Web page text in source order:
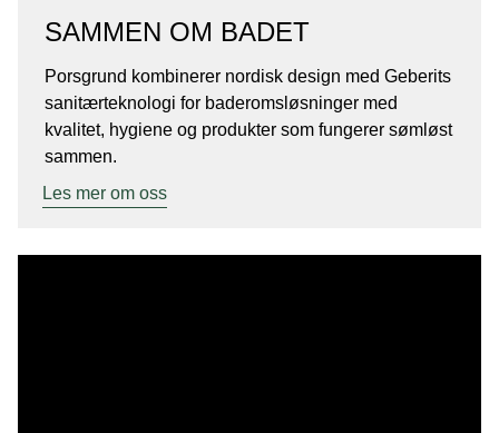
SAMMEN OM BADET
Porsgrund kombinerer nordisk design med Geberits
sanitærteknologi for baderomsløsninger med
kvalitet, hygiene og produkter som fungerer sømløst
sammen.
Les mer om oss